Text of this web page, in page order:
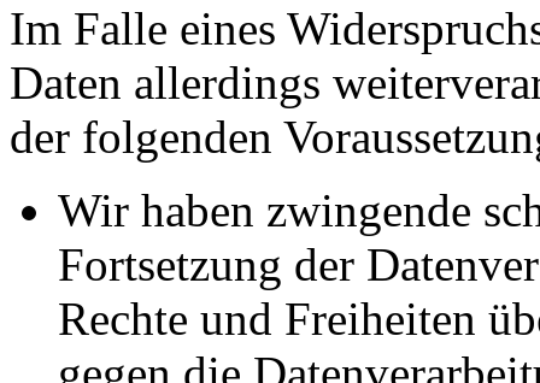
Im Falle eines
Daten allerdings
der folgenden
Wir haben zwingende
Fortsetzung der
Rechte und Freiheiten
gegen die